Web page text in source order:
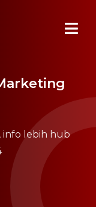
info lebih hub